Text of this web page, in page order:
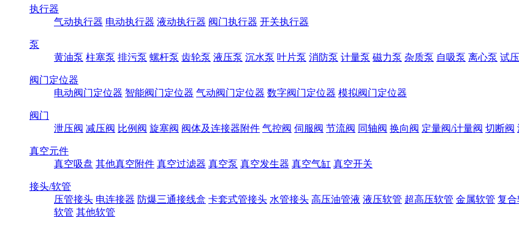
执行器
气动执行器 电动执行器 液动执行器 阀门执行器 开关执行器
泵
黄油泵 柱塞泵 排污泵 螺杆泵 齿轮泵 液压泵 沉水泵 叶片泵 消防泵 计量泵 磁力泵 杂质泵 自吸泵 离心泵 试
阀门定位器
电动阀门定位器 智能阀门定位器 气动阀门定位器 数字阀门定位器 模拟阀门定位器
阀门
泄压阀 减压阀 比例阀 旋塞阀 阀体及连接器附件 气控阀 伺服阀 节流阀 同轴阀 换向阀 定量阀/计量阀 切断阀
真空元件
真空吸盘 其他真空附件 真空过滤器 真空泵 真空发生器 真空气缸 真空开关
接头/软管
压管接头 电连接器 防爆三通接线盒 卡套式管接头 水管接头 高压油管液 液压软管 超高压软管 金属软管 复合
软管 其他软管